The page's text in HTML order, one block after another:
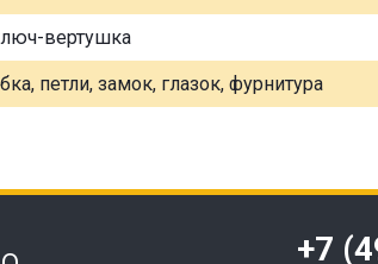
вертушка
петли, замок, глазок, фурнитура
+7